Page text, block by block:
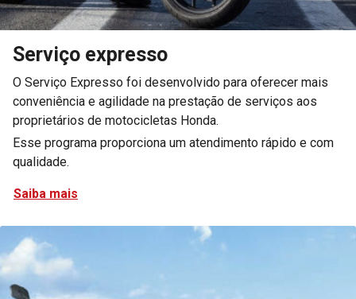
Serviço expresso
O Serviço Expresso foi desenvolvido para oferecer mais
conveniência e agilidade na prestação de serviços aos
proprietários de motocicletas Honda.
Esse programa proporciona um atendimento rápido e com
qualidade.
Saiba mais